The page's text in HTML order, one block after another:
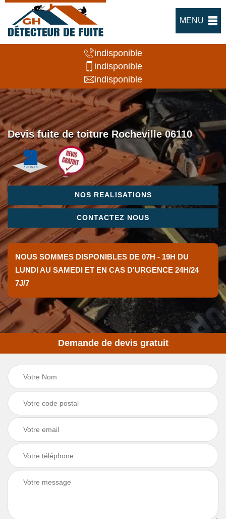
MENU
indisponible
indisponible
indisponible
Devis fuite de toiture Rocheville 06110
NOS REALISATIONS
CONTACTEZ NOUS
NOUS SOMMES DISPONIBLES DE 07H - 19H DU
LUNDI AU SAMEDI ET EN CAS D'URGENCE 24H/24
7J/7
Demande de devis gratuit